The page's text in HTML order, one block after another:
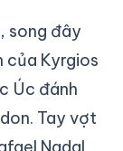
song đây
của Kyrgios
Úc đánh
Tay vợt